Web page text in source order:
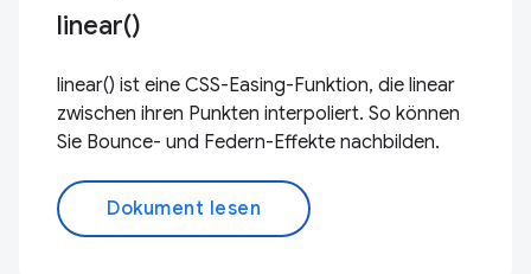
linear()
linear() ist eine CSS-Easing-Funktion, die linear
zwischen ihren Punkten interpoliert. So können
Sie Bounce- und Federn-Effekte nachbilden.
Dokument lesen